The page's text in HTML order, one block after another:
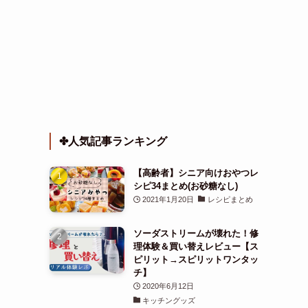
✤人気記事ランキング
【高齢者】シニア向けおやつレ
シピ34まとめ(お砂糖なし)
2021年1月20日 レシピまとめ
ソーダストリームが壊れた！修
理体験＆買い替えレビュー【ス
ピリット→スピリットワンタッ
チ】
2020年6月12日
キッチングッズ